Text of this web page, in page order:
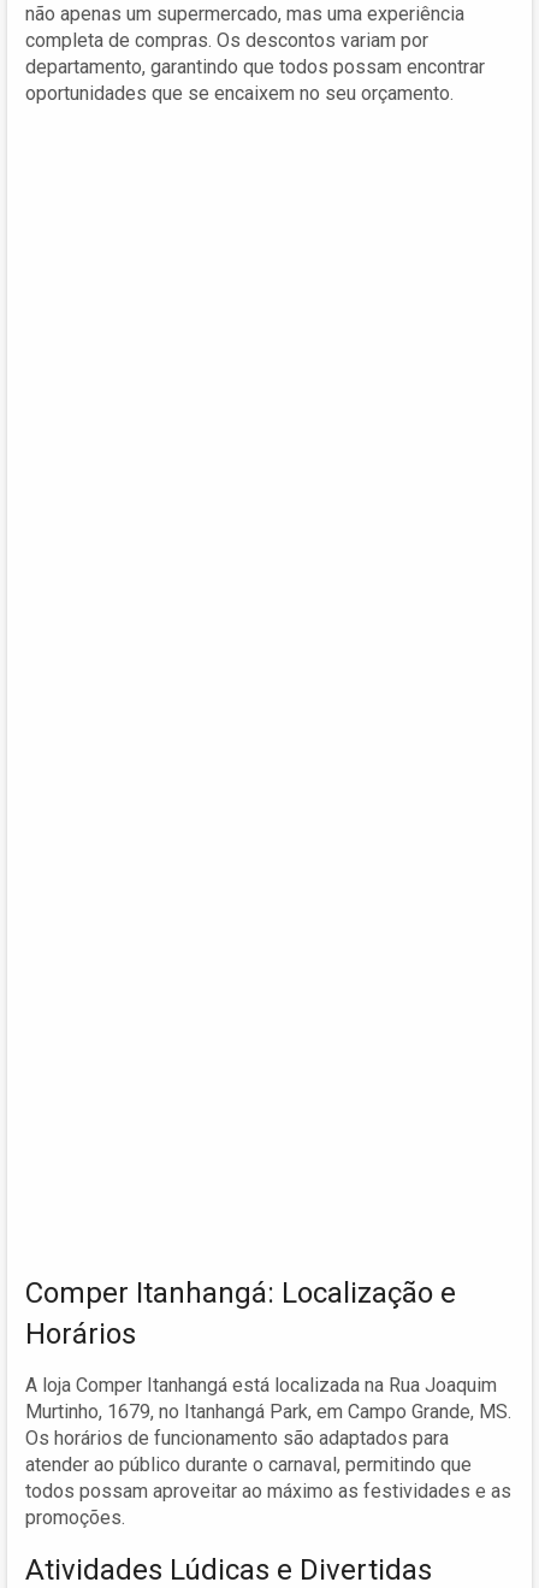
não apenas um supermercado, mas uma experiência
completa de compras. Os descontos variam por
departamento, garantindo que todos possam encontrar
oportunidades que se encaixem no seu orçamento.
Comper Itanhangá: Localização e
Horários
A loja Comper Itanhangá está localizada na Rua Joaquim
Murtinho, 1679, no Itanhangá Park, em Campo Grande, MS.
Os horários de funcionamento são adaptados para
atender ao público durante o carnaval, permitindo que
todos possam aproveitar ao máximo as festividades e as
promoções.
Atividades Lúdicas e Divertidas